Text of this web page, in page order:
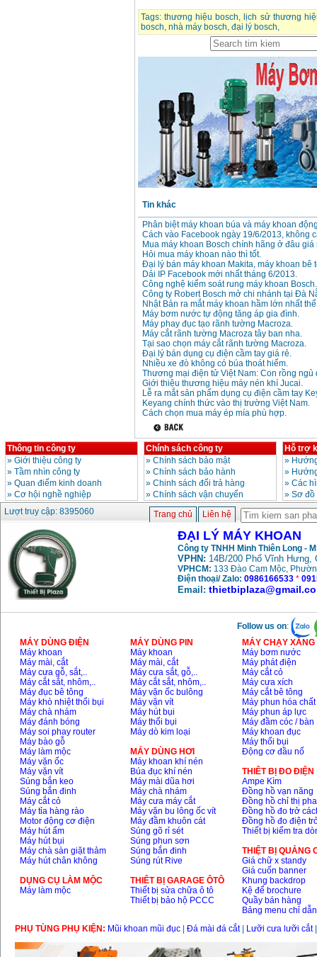
Tags:thương hiệu bosch, lịch sử thương
bosch, nhà máy bosch, đại lý bosch,
Tin khác
Phân biệt máy khoan búa và máy khoan
Cách vào Facebook ngày 19/6/2013, không
Mua máy khoan Bosch chính hãng ở đâu giá
Hỏi mua máy khoan nào thì tốt.
Đại lý bán máy khoan Makita, máy khoan bê
Dải IP Facebook mới nhất tháng 6/2013.
Công nghệ kiểm soát rung máy khoan Bosch.
Công ty Robert Bosch mở chi nhánh tại Đà
Nhật Bản ra mắt máy khoan hầm lớn nhất
Máy bơm nước tự động tăng áp gia đình.
Máy phay đục tạo rãnh tường Macroza.
Máy cắt rãnh tường Macroza tây ban nha.
Tại sao chọn máy cắt rãnh tường Macroza.
Đại lý bán dụng cụ điện cầm tay giá rẻ.
Nhiều xe đò không có búa thoát hiểm.
Thương mại điện tử Việt Nam: Con rồng ngủ
Giới thiệu thương hiệu máy nén khí Jucai.
Lễ ra mắt sản phẩm dụng cụ điện cầm tay
Keyang chính thức vào thị trường Việt Nam.
Cách chọn mua máy ép mía phù hợp.
Thông tin công ty
» Giới thiệu công ty
» Tầm nhìn công ty
» Quan điểm kinh doanh
» Cơ hội nghề nghiệp
Chính sách công ty
» Chính sách bảo mật
» Chính sách bảo hành
» Chinh sách đổi trả hàng
» Chính sách vận chuyển
Hỗ trợ
»
»
» Các
» Sơ
Lượt truy cập: 8395060
Trang chủ Liên hệ
ĐẠI LÝ MÁY KHOAN
Công ty TNHH Minh Thiên Long -
VPHN: 14B/200 Phố Vĩnh Hưng,
VPHCM: 133 Đào Cam Mộc,
Điện thoại/ Zalo: 0986166533 *
Email:
Follow us on:
MÁY DÙNG ĐIỆN
Máy khoan
Máy mài, cắt
Máy cưa gỗ, sắt,..
Máy cắt sắt, nhôm,..
Máy đục bê tông
Máy khò nhiệt thổi bụi
Máy chà nhám
Máy đánh bóng
Máy soi phay router
Máy bào gỗ
Máy làm mộc
Máy vặn ốc
Máy vặn vít
Súng bắn keo
Súng bắn đinh
Máy cắt cỏ
Máy tỉa hàng rào
Motor động cơ điện
Máy hút ẩm
Máy hút bụi
Máy chà sàn giặt thảm
Máy hút chân không
DỤNG CỤ LÀM MỘC
Máy làm mộc
MÁY DÙNG PIN
Máy khoan
Máy mài, cắt
Máy cưa sắt, gỗ,..
Máy cắt sắt, nhôm,..
Máy vặn ốc bulông
Máy vặn vít
Máy hút bụi
Máy thổi bụi
Máy dò kim loại
MÁY DÙNG HƠI
Máy khoan khí nén
Búa đục khí nén
Máy mài dũa hơi
Máy chà nhám
Máy cưa máy cắt
Máy vặn bu lông ốc vít
Máy đầm khuôn cát
Súng gõ rỉ sét
Súng phun sơn
Súng bắn đinh
Súng rút Rive
THIÊT BỊ GARAGE ÔTÔ
Thiết bị sửa chữa ô tô
Thiết bị bảo hộ PCCC
MÁY CHẠY
Máy bơm nước
Máy phát điện
Máy cắt cỏ
Máy cưa xích
Máy cắt bê tông
Máy phun hóa chất
Máy phun áp lực
Máy đầm cóc / bàn
Máy khoan đục
Máy thổi bụi
Động cơ đầu nổ
THIÊT BỊ ĐO ĐIỆN
Ampe Kìm
Đồng hồ vạn năng
Đồng hồ chỉ thị pha
Đồng hồ đo trở
Đồng hồ đo điện
Thiết bị kiểm tra
THIỆT BỊ QUẢNG
Giá chữ x standy
Giá cuốn banner
Khung backdrop
Kệ để brochure
Quầy bán hàng
Bảng menu chỉ dẫn
PHỤ TÙNG PHỤ KIỆN: Mũi khoan mũi đục Đá mài đá cắt| Lưỡi cưa lưỡi cắt